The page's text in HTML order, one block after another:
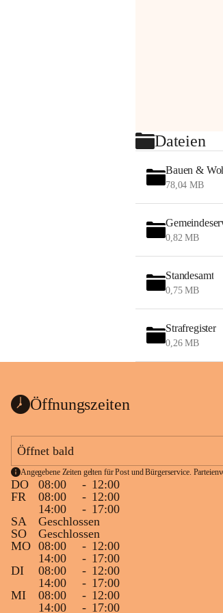
Dateien
Bauen &
78,04 MB
0,82 MB
Standesamt
0,75 MB
Strafregister
0,26 MB
Öffnungszeiten
Öffnet bald
Angegebene Zeiten gelten für Post und Bürgerservice.
DO 08:00 - 12:00
FR
08:00 - 12:00
14:00
- 17:00
SA
Geschlossen
SO
Geschlossen
MO 08:00 - 12:00
14:00
- 17:00
DI
08:00 - 12:00
14:00
- 17:00
MI
08:00 - 12:00
14:00
- 17:00